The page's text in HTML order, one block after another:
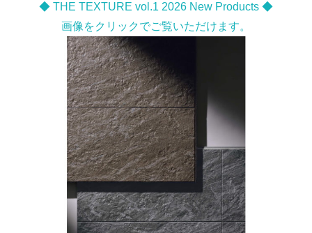
◆ THE TEXTURE vol.1 2026 New Products ◆
画像をクリックでご覧いただけます。